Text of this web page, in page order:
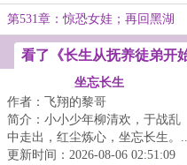
第531章：惊恐女娃；再回黑湖
看了《长生从抚养徒弟开
坐忘长生
作者：飞翔的黎哥
简介：小小少年柳清欢，于战乱
中走出，红尘炼心，坐忘长生。
更新时间：2026-08-06 02:51:09